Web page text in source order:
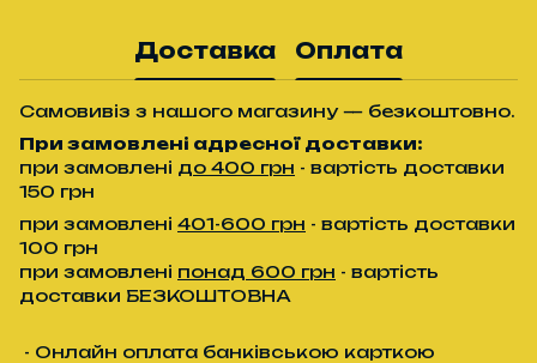
Доставка Оплата
Самовивіз з нашого магазину — безкоштовно.
При замовлені адресної доставки:
при замовлені до 400 грн - вартість доставки
150 грн
при замовлені 401-600 грн - вартість доставки
100 грн
при замовлені понад 600 грн - вартість
доставки БЕЗКОШТОВНА
- Онлайн оплата банківською карткою